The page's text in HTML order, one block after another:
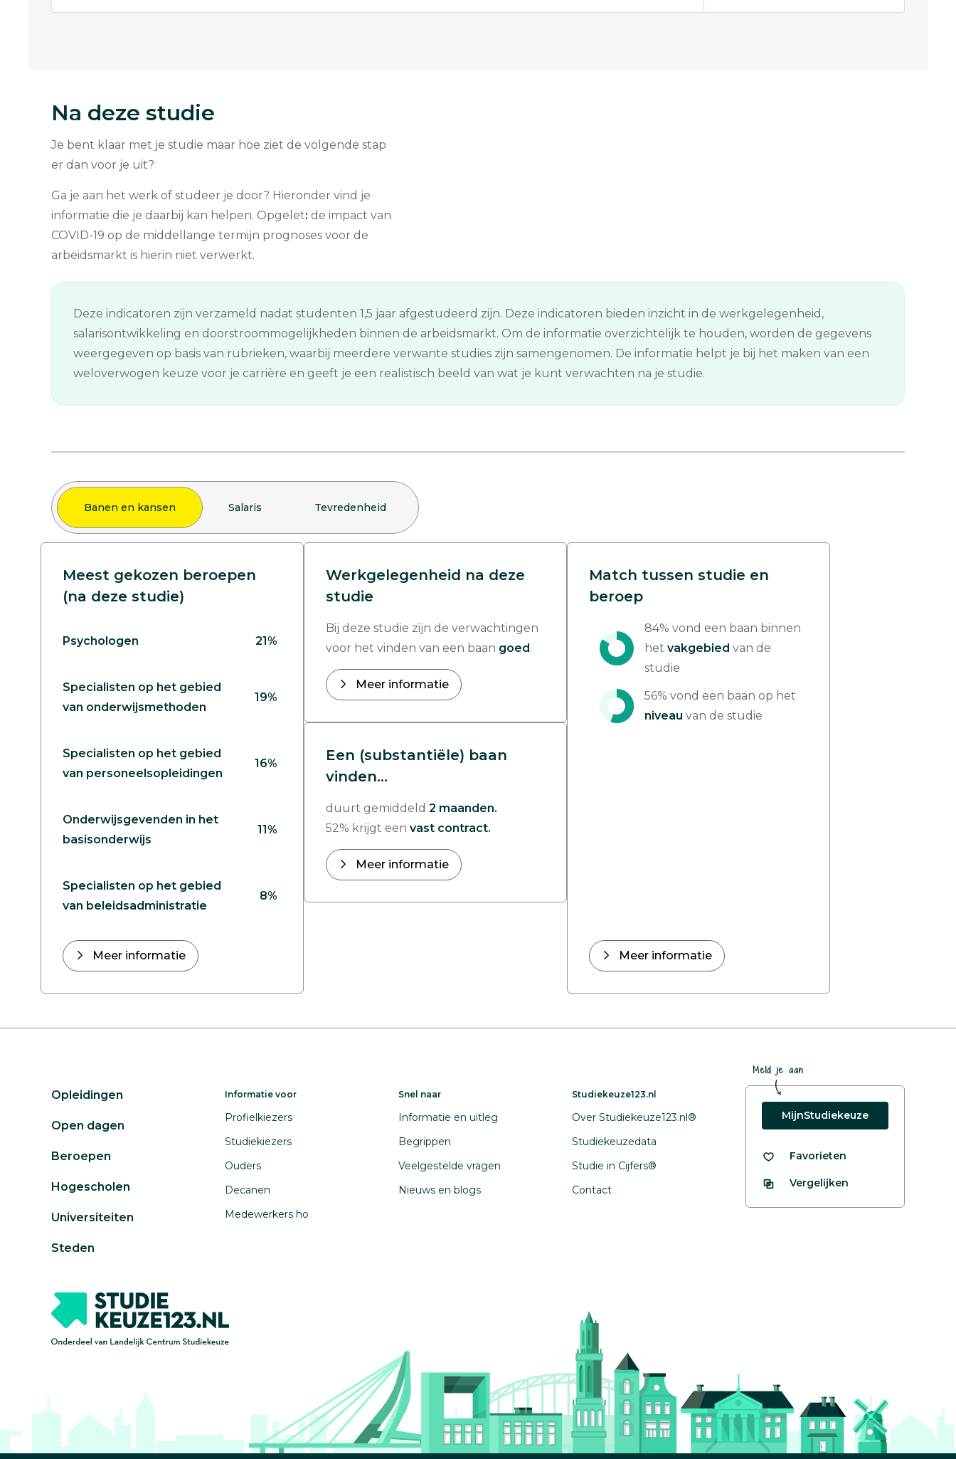
Na deze studie
Je bent klaar met je studie maar hoe ziet de volgende stap
er dan voor je uit?
Ga je aan het werk of studeer je door? Hieronder vind je
informatie die je daarbij kan helpen. Opgelet: de impact van
COVID-19 op de middellange termijn prognoses voor de
arbeidsmarkt is hierin niet verwerkt.
Deze indicatoren zijn verzameld nadat studenten 1,5 jaar afgestudeerd zijn. Deze indicatoren bieden inzicht in de werkgelegenheid,
salarisontwikkeling en doorstroommogelijkheden binnen de arbeidsmarkt. Om de informatie overzichtelijk te houden, worden de gegevens
weergegeven op basis van rubrieken, waarbij meerdere verwante studies zijn samengenomen. De informatie helpt je bij het maken van een
weloverwogen keuze voor je carrière en geeft je een realistisch beeld van wat je kunt verwachten na je studie.
Banen en kansen Salaris Tevredenheid
Meest gekozen beroepen
(na deze studie)
Psychologen 21%
Specialisten op het gebied
van onderwijsmethoden
19%
Specialisten op het gebied
van personeelsopleidingen
16%
Onderwijsgevenden in het
basisonderwijs
11%
Specialisten op het gebied
van beleidsadministratie
8%
Meer informatie
Werkgelegenheid na deze
studie
Bij deze studie zijn de verwachtingen
voor het vinden van een baan goed.
Meer informatie
Een (substantiële) baan
vinden...
duurt gemiddeld 2 maanden.
52% krijgt een vast contract.
Meer informatie
Match tussen studie en
beroep
84% vond een baan binnen
het vakgebied van de
studie
56% vond een baan op het
niveau van de studie
Meer informatie
Opleidingen
Open dagen
Beroepen
Hogescholen
Universiteiten
Steden
Informatie voor
Profielkiezers
Studiekiezers
Ouders
Decanen
Medewerkers ho
Snel naar
Informatie en uitleg
Begrippen
Veelgestelde vragen
Nieuws en blogs
Studiekeuze123.nl
Over Studiekeuze123.nl®
Studiekeuzedata
Studie in Cijfers®
Contact
Meld je aan
MijnStudiekeuze
Favorieten
Vergelijken